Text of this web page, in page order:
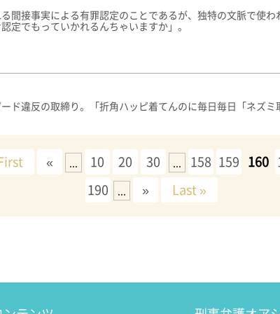
間接事実による有罪認定のことであるが、独特の文脈で使
定でもっていかれるんちゃいますか」。
ド違反の取締り。「折角ハッピ着てんのに毎日毎日「ネズ
« ... 10 20 30 ... 158 159 160
190
... » Last »